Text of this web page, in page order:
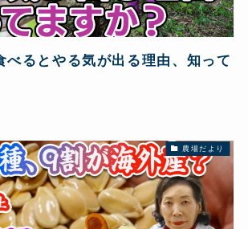
べるとやる気が出る理由、知って
農場だより